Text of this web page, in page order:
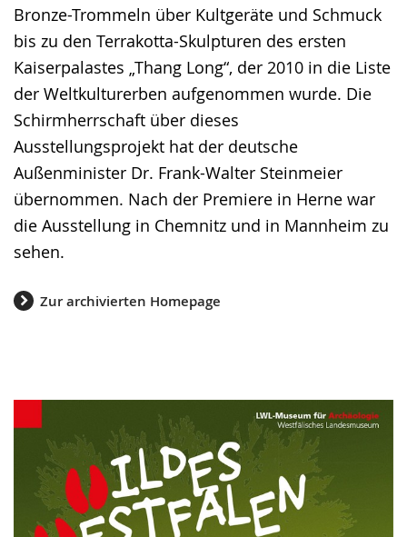
Bronze-Trommeln über Kultgeräte und Schmuck
bis zu den Terrakotta-Skulpturen des ersten
Kaiserpalastes „Thang Long“, der 2010 in die Liste
der Weltkulturerben aufgenommen wurde. Die
Schirmherrschaft über dieses
Ausstellungsprojekt hat der deutsche
Außenminister Dr. Frank-Walter Steinmeier
übernommen. Nach der Premiere in Herne war
die Ausstellung in Chemnitz und in Mannheim zu
sehen.
Zur archivierten Homepage